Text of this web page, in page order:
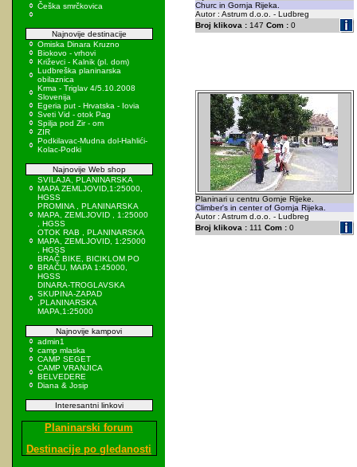
Češka smrčkovica
Najnovije destinacije
Omiska Dinara Kruzno
Biokovo - vrhovi
Križevci - Kalnik (pl. dom)
Ludbreška planinarska
obilaznica
Krma - Triglav 4/5.10.2008
Slovenija
Egeria put - Hrvatska - Iovia
Sveti Vid - otok Pag
Spilja pod Zir - om
ZIR
Podkilavac-Mudna dol-Hahlići-
Kolac-Podki
Najnovije Web shop
SVILAJA, PLANINARSKA
MAPA ZEMLJOVID,1:25000,
HGSS
PROMINA , PLANINARSKA
MAPA, ZEMLJOVID , 1:25000
, HGSS
OTOK RAB , PLANINARSKA
MAPA, ZEMLJOVID, 1:25000
, HGSS
BRAČ BIKE, BICIKLOM PO
BRAČU, MAPA 1:45000,
HGSS
DINARA-TROGLAVSKA
SKUPINA-ZAPAD
,PLANINARSKA
MAPA,1:25000
Najnovije kampovi
admin1
camp mlaska
CAMP SEGET
CAMP VRANJICA
BELVEDERE
Diana & Josip
Interesantni linkovi
Planinarski forum
Destinacije po gledanosti
Churc in Gornja Rijeka.
Autor : Astrum d.o.o. - Ludbreg
Broj klikova :147 Com :0
Planinari u centru Gornje Rijeke.
Climber's in center of Gornja Rijeka.
Autor : Astrum d.o.o. - Ludbreg
Broj klikova :111 Com :0